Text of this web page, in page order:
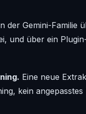
der Gemini-Familie
und über ein
Eine neue
kein angepasstes